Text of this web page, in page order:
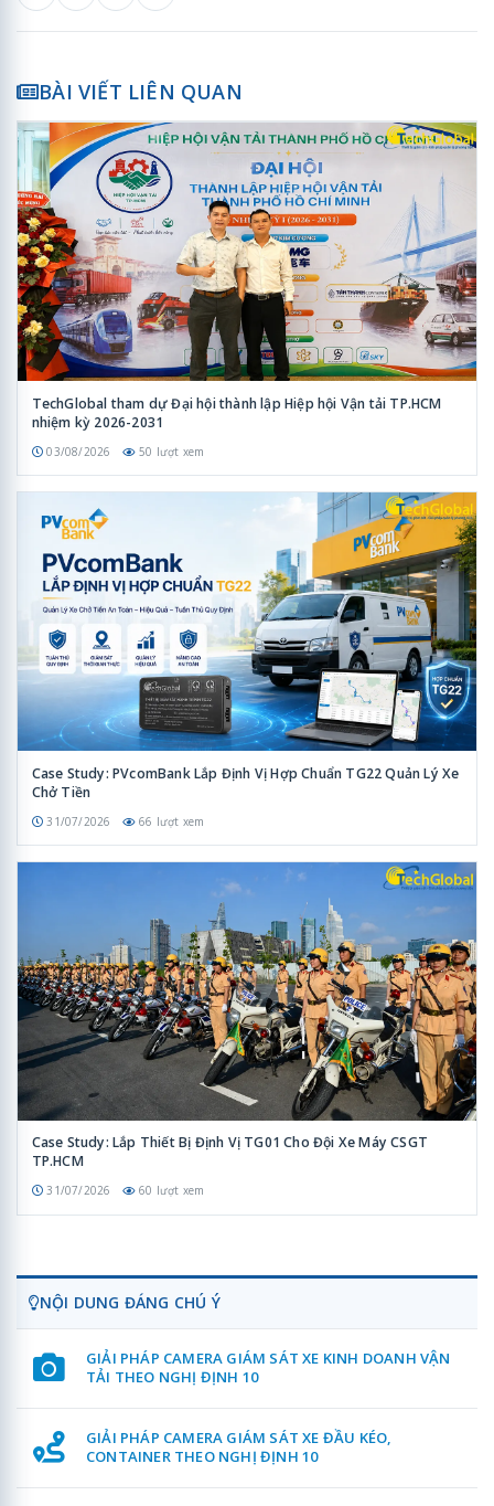
BÀI VIẾT LIÊN QUAN
TechGlobal tham dự Đại hội thành lập Hiệp hội Vận tải TP.HCM
nhiệm kỳ 2026-2031
03/08/2026 50 lượt xem
Case Study: PVcomBank Lắp Định Vị Hợp Chuẩn TG22 Quản Lý Xe
Chở Tiền
31/07/2026 66 lượt xem
Case Study: Lắp Thiết Bị Định Vị TG01 Cho Đội Xe Máy CSGT
TP.HCM
31/07/2026 60 lượt xem
NỘI DUNG ĐÁNG CHÚ Ý
GIẢI PHÁP CAMERA GIÁM SÁT XE KINH DOANH VẬN
TẢI THEO NGHỊ ĐỊNH 10
GIẢI PHÁP CAMERA GIÁM SÁT XE ĐẦU KÉO,
CONTAINER THEO NGHỊ ĐỊNH 10